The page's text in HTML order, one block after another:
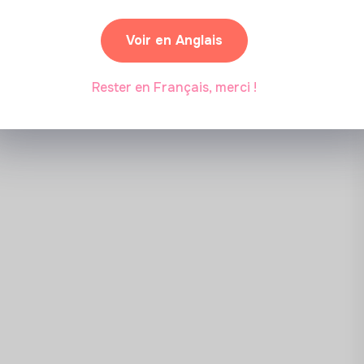
et Culturelle
EAC en cours : préparation des réunions
Partenariat sponsorisé
Voir en Anglais
Rester en Français, merci !